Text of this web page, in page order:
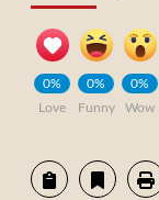
0%
Love
0%
Funny
0%
Wow